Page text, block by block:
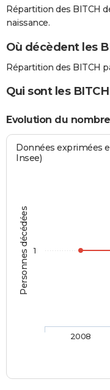
Répartition des BITCH
naissance.
Où décèdent les
Répartition des BITCH
Qui sont les
Evolution du
Personnes décédées
Données exprimées
Insee)
2008
1